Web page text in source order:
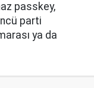
passkey,
parti
ya da